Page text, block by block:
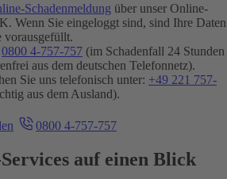
Schadenmeldung über unser Online-
Wenn Sie eingeloggt sind, sind Ihre Daten
vorausgefüllt.
0800 4-757-757 (im Schadenfall 24 Stunden
aus dem deutschen Telefonnetz).
Sie uns telefonisch unter: +49 221 757-
aus dem Ausland).
0800 4-757-757
auf einen Blick